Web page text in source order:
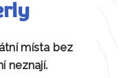
místa bez
neznají.